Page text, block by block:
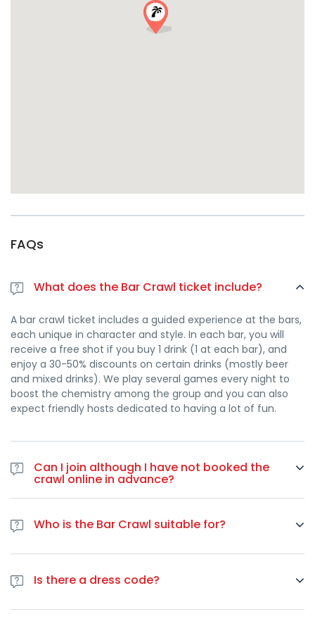
18 ans minimum… mais 80 ans aussi. On n’est
jamais trop vieux pour s’amuser !
FAQs
What does the Bar Crawl ticket include?
A bar crawl ticket includes a guided experience at the bars,
each unique in character and style. In each bar, you will
receive a free shot if you buy 1 drink (1 at each bar), and
enjoy a 30-50% discounts on certain drinks (mostly beer
and mixed drinks). We play several games every night to
boost the chemistry among the group and you can also
expect friendly hosts dedicated to having a lot of fun.
Can I join although I have not booked the
crawl online in advance?
Yes. In case you haven’t booked online you can join the bar
crawl at any point during the night by paying 25 euros by
card. Who is the Bar Crawl suitable for?
Bar crawl is suitable for all people older than 18 years of
age. There is no upper limit, you are welcome to join us if
you are 84 as long as you want to have fun. We always
Is there a dress code?
We want you to have a wonderful time so dress to impress
- we are in France after all! Strictly, no flip-flops, tracksuits,